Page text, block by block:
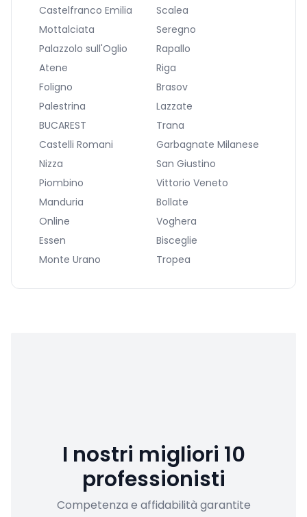
Castelfranco Emilia
Scalea
Mottalciata
Seregno
Palazzolo sull'Oglio
Rapallo
Atene
Riga
Foligno
Brasov
Palestrina
Lazzate
BUCAREST
Trana
Castelli Romani
Garbagnate Milanese
Nizza
San Giustino
Piombino
Vittorio Veneto
Manduria
Bollate
Online
Voghera
Essen
Bisceglie
Monte Urano
Tropea
I nostri migliori 10
professionisti
Competenza e affidabilità garantite